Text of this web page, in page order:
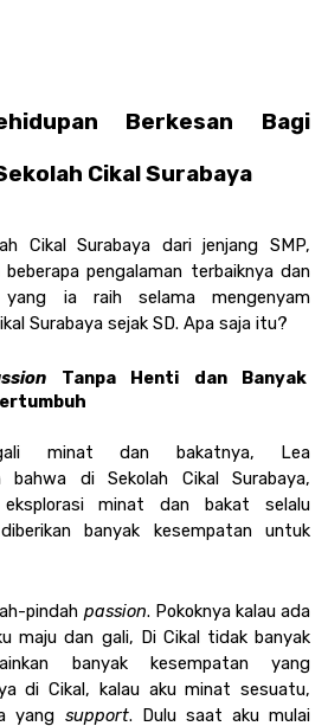
Berkesan Bagi
Cikal Surabaya
Cikal Surabaya dari jenjang SMP,
pengalaman terbaiknya dan
ia raih selama mengenyam
Surabaya sejak SD. Apa saja itu?
Tanpa Henti dan Banyak
minat dan bakatnya, Lea
bahwa di Sekolah Cikal Surabaya,
minat dan bakat selalu
banyak kesempatan untuk
pindah passion. Pokoknya kalau ada
maju dan gali, Di Cikal tidak banyak
banyak kesempatan yang
di Cikal, kalau aku minat sesuatu,
yang support. Dulu saat aku mulai